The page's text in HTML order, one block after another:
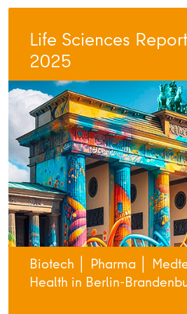
Life Sciences
2025
Biotech │ Pharma │
Health in Berlin-